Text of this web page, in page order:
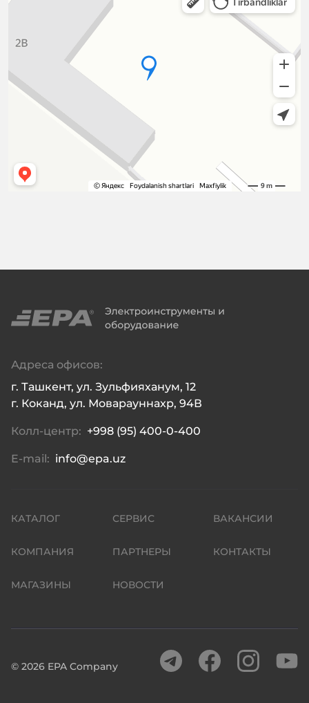
Адреса офисов:
г. Ташкент, ул. Зульфияханум, 12
г. Коканд, ул. Моварауннахр, 94В
Колл-центр: +998 (95) 400-0-400
E-mail: info@epa.uz
КАТАЛОГ
КОМПАНИЯ
МАГАЗИНЫ
СЕРВИС
ПАРТНЕРЫ
НОВОСТИ
ВАКАНСИИ
КОНТАКТЫ
© 2026 EPA Company